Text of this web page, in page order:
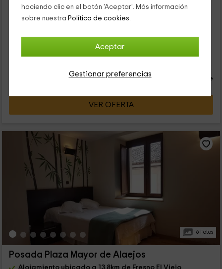
haciendo clic en el botón 'Aceptar'. Más información
sobre nuestra Política de cookies.
Aceptar
Gestionar preferencias
8 personas
3 baños
Reserva inmediata
Cancelación 30 días antes persona y noche
VER OFERTA
16 Fotos
Posada Plaza Mayor de Alaejos
Alojamiento ubicado a 13.8km de Fresno El Viejo